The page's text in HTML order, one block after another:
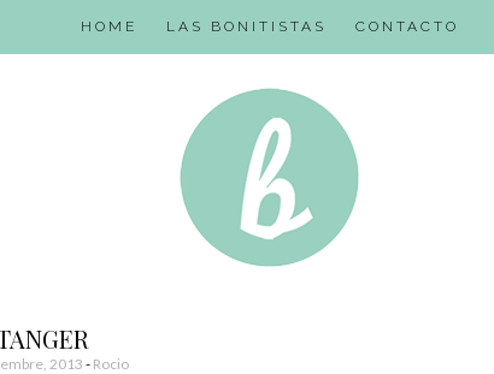
HOME LAS BONITISTAS CONTACTO
2013 - Rocio